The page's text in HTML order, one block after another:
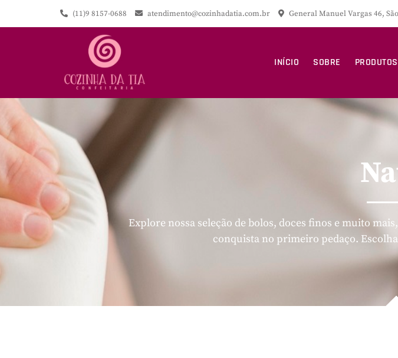
(11)9 8157-0688 atendimento@cozinhadatia.com.br General Manuel Vargas 46,
INÍCIO SOBRE PRODUTOS
Explore nossa seleção de bolos, doces finos e muito
conquista no primeiro pedaço.